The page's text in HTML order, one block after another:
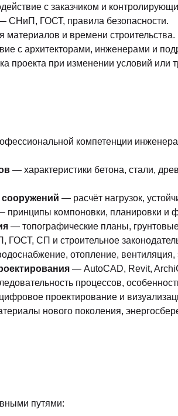
с заказчиком и
СНиП, ГОСТ, правила безопасности.
материалов и времени строительства.
с архитекторами, инженерами и
проекта при изменении условий или
компетенции
— характеристики бетона, стали,
сооружений — расчёт нагрузок,
принципы компоновки, планировки и
— топографические планы,
СП и строительное
отопление, вентиляция,
— AutoCAD, Revit,
процессов,
проектирование и
нового поколения,
путями: